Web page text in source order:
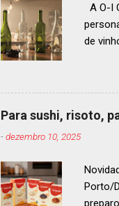
A O-I
de
até
para
Para sushi, risoto,
-dezembro 10, 2025
Porto/